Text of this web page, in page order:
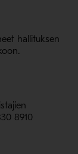
hallituksen
8910